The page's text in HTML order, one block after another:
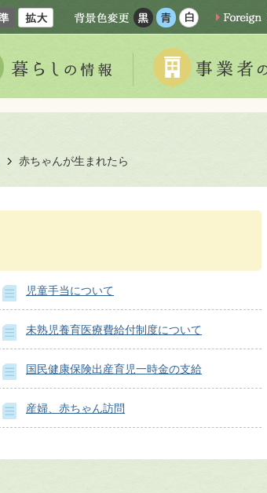
赤ちゃんが生まれたら
児童手当について
未熟児養育医療費給付制度について
国民健康保険出産育児一時金の支給
産婦、赤ちゃん訪問